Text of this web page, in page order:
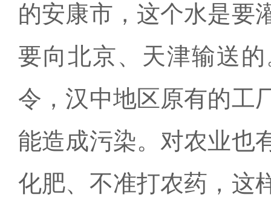
的安康市，这个水是要
要向北京、天津输送
令，汉中地区原有的工
能造成污染。对农业也
化肥、不准打农药，这